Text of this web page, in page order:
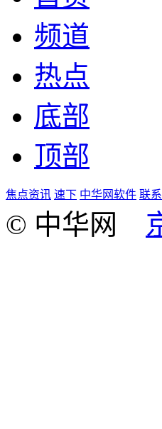
频道
热点
底部
顶部
焦点资讯 速下 中华网软件 联系
© 中华网